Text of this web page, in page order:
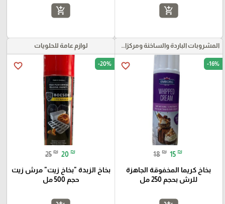
add_shopping_cart
add_shopping_cart
المشروبات الباردة والساخنة ومركزات الموهيتو
favorite_border -16%
18 ₪ 15 ₪
بخاخ كريما المخفوقة الجاهزة
للرش بحجم 250 مل
لوازم عامة للحلويات
favorite_border -20%
25 ₪ 20 ₪
بخاخ الزبدة "بخاخ زيت" مرش زيت
حجم 500 مل